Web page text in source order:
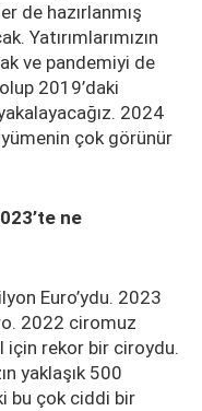
de hazırlanmış
Yatırımlarımızın
ve pandemiyi de
2019’daki
2024
çok görünür
ne
Euro’ydu. 2023
2022 ciromuz
için rekor bir ciroydu.
yaklaşık 500
bu çok ciddi bir